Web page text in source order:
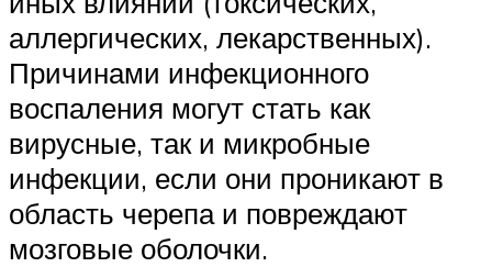
аллергических, лекарственных).
Причинами инфекционного
воспаления могут стать как
вирусные, так и микробные
инфекции, если они проникают в
область черепа и повреждают
мозговые оболочки.